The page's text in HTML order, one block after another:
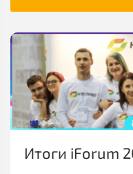
Итоги iForum